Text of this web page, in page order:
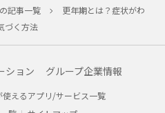
記事一覧
更年期とは？症状がわ
づく方法
ション グループ企業情報
使えるアプリ/サービス一覧